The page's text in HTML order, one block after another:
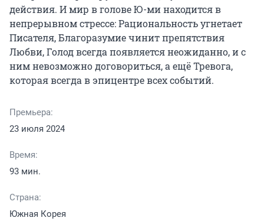
действия. И мир в голове Ю-ми находится в
непрерывном стрессе: Рациональность угнетает
Писателя, Благоразумие чинит препятствия
Любви, Голод всегда появляется неожиданно, и с
ним невозможно договориться, а ещё Тревога,
которая всегда в эпицентре всех событий.
Премьера:
23 июля 2024
Время:
93 мин.
Страна:
Южная Корея